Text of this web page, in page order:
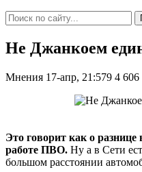
Не Джанкоем
Мнения 17-апр, 21:579 4 606
Это говорит как о разнице
работе ПВО. Ну а в Сети
большом расстоянии